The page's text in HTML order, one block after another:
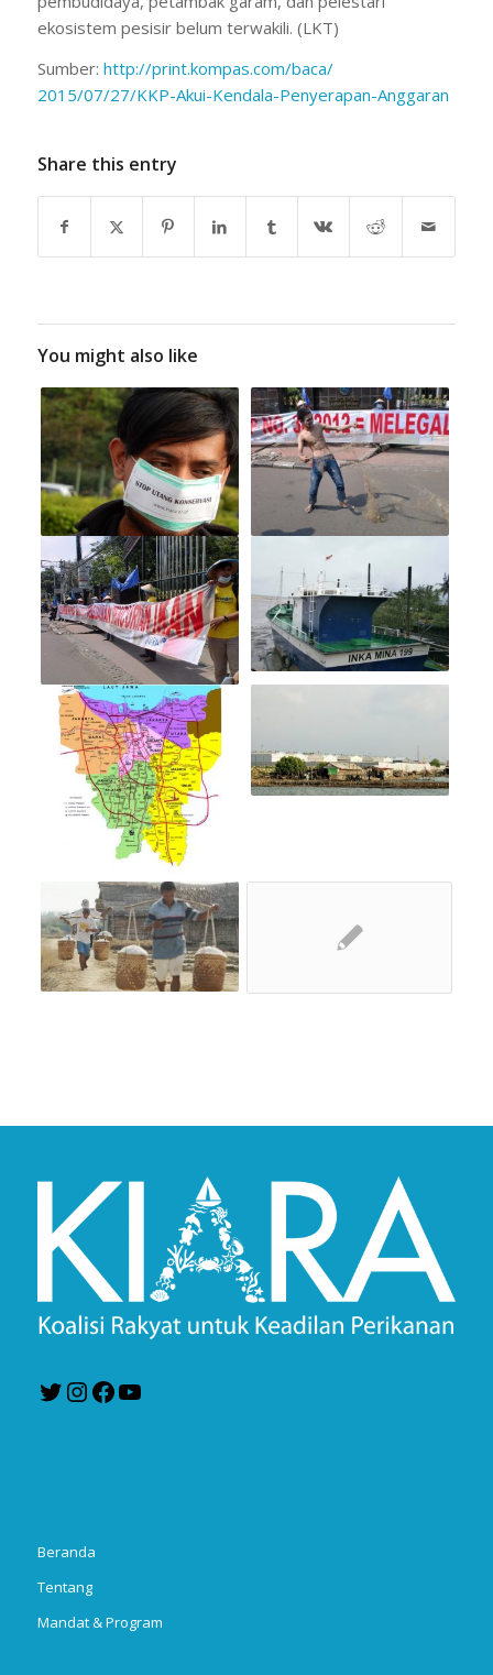
ekosistem pesisir belum terwakili. (LKT)
Sumber: http://print.kompas.com/baca/
2015/07/27/KKP-Akui-Kendala-Penyerapan-Anggaran
Share this entry
You might also like
TwitterInstagram
Facebook
Beranda
Tentang
Mandat & Program